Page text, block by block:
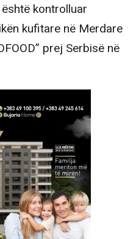
kontrolluar
kufitare në Merdare
prej Serbisë në